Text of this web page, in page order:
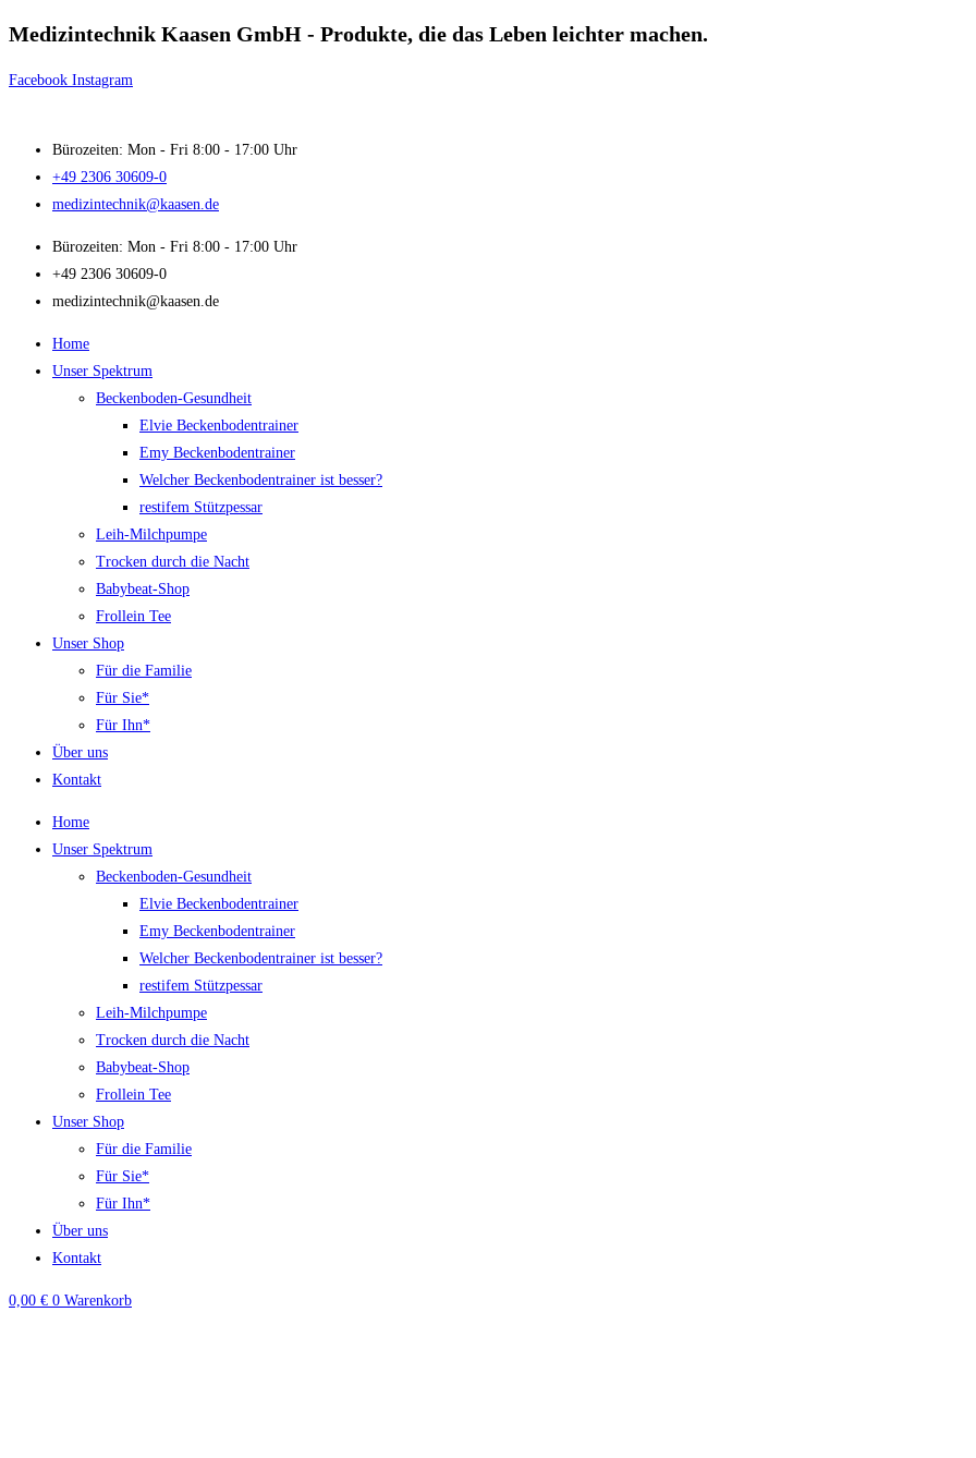
Zum
springen
Medizintechnik Kaasen GmbH - Produkte, die das Leben leichter machen.
Facebook Instagram
Bürozeiten: Mon - Fri 8:00 - 17:00 Uhr
+49 2306 30609-0
medizintechnik@kaasen.de
Bürozeiten: Mon - Fri 8:00 - 17:00 Uhr
+49 2306 30609-0
medizintechnik@kaasen.de
Home
Unser Spektrum
Beckenboden-Gesundheit
Elvie Beckenbodentrainer
Emy Beckenbodentrainer
Welcher Beckenbodentrainer ist besser?
restifem Stützpessar
Leih-Milchpumpe
Trocken durch die Nacht
Babybeat-Shop
Frollein Tee
Unser Shop
Für die Familie
Für Sie*
Für Ihn*
Über uns
Kontakt
Home
Unser Spektrum
Beckenboden-Gesundheit
Elvie Beckenbodentrainer
Emy Beckenbodentrainer
Welcher Beckenbodentrainer ist besser?
restifem Stützpessar
Leih-Milchpumpe
Trocken durch die Nacht
Babybeat-Shop
Frollein Tee
Unser Shop
Für die Familie
Für Sie*
Für Ihn*
Über uns
Kontakt
0,00 € 0 Warenkorb